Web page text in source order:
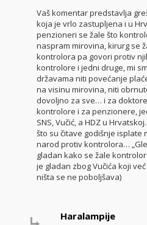
Vaš komentar predstavlja
koja je vrlo zastupljena i u
penzioneri se žale što
naspram mirovina, kirurg se
kontrolora pa govori protiv
kontrolore i jedni druge, mi
državama niti povećanje
na visinu mirovina, niti
dovoljno za sve… i za
kontrolore i za penzionere,
SNS, Vučić, a HDZ u
što su čitave godišnje isplate
narod protiv kontrolora…
gladan kako se žale
je gladan zbog Vučića koji
ništa se ne poboljšava)
Haralampije